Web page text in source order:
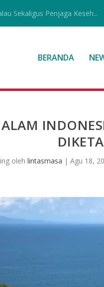
Sekaligus Penjaga Keseh...
BERANDA
olehlintasmasa |Agu 18,